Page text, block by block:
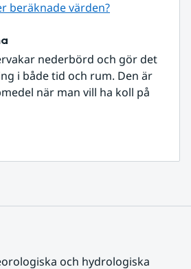
beräknade värden?
nederbörd och gör det
i både tid och rum. Den är
när man vill ha koll på
och hydrologiska